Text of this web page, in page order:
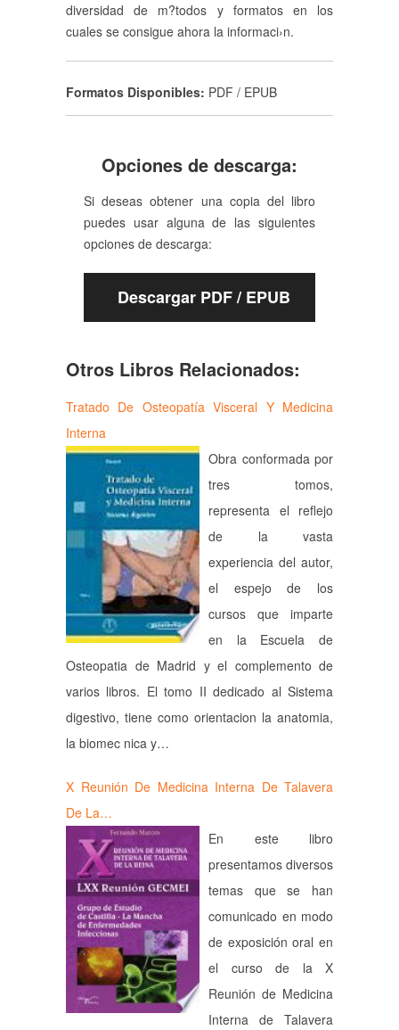
diversidad de m?todos y formatos en los
cuales se consigue ahora la informaci›n.
Formatos Disponibles: PDF / EPUB
Opciones de descarga:
Si deseas obtener una copia del libro
puedes usar alguna de las siguientes
opciones de descarga:
Descargar PDF / EPUB
Otros Libros Relacionados:
Tratado De Osteopatía Visceral Y Medicina
Interna
Obra conformada por
tres tomos,
representa el reflejo
de la vasta
experiencia del autor,
el espejo de los
cursos que imparte
en la Escuela de
Osteopatia de Madrid y el complemento de
varios libros. El tomo II dedicado al Sistema
digestivo, tiene como orientacion la anatomia,
la biomec nica y…
X Reunión De Medicina Interna De Talavera
De La…
En este libro
presentamos diversos
temas que se han
comunicado en modo
de exposición oral en
el curso de la X
Reunión de Medicina
Interna de Talavera